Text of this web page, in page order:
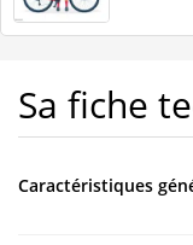
Sa fiche
Caractéristiques